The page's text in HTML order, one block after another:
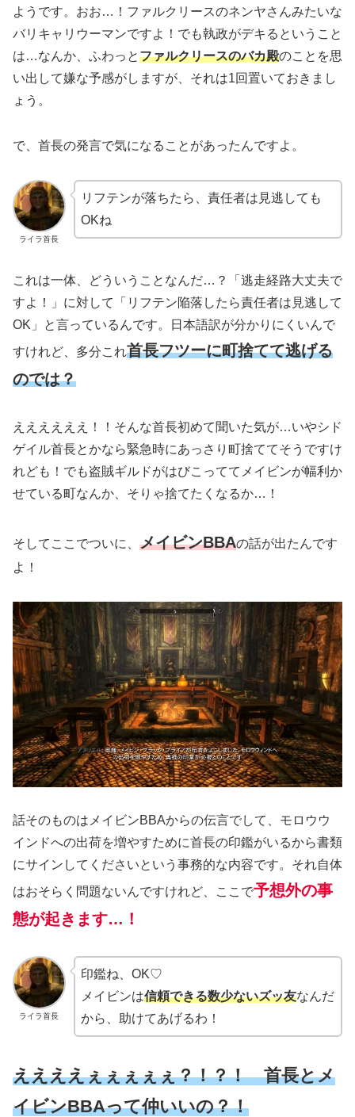
ようです。おお…！ファルクリースのネンヤさんみたいな
バリキャリウーマンですよ！でも執政がデキるということ
は…なんか、ふわっとファルクリースのバカ殿のことを思
い出して嫌な予感がしますが、それは1回置いておきまし
ょう。
で、首長の発言で気になることがあったんですよ。
ライラ首長
リフテンが落ちたら、責任者は見逃しても
OKね
これは一体、どういうことなんだ…？「逃走経路大丈夫で
すよ！」に対して「リフテン陥落したら責任者は見逃して
OK」と言っているんです。日本語訳が分かりにくいんで
すけれど、多分これ首長フツーに町捨てて逃げる
のでは？
ええええええ！！そんな首長初めて聞いた気が…いやシド
ゲイル首長とかなら緊急時にあっさり町捨ててそうですけ
れども！でも盗賊ギルドがはびこっててメイビンが幅利か
せている町なんか、そりゃ捨てたくなるか…！
そしてここでついに、 メイビンBBAの話が出たんです
よ！
話そのものはメイビンBBAからの伝言でして、モロウウ
インドへの出荷を増やすために首長の印鑑がいるから書類
にサインしてくださいという事務的な内容です。それ自体
はおそらく問題ないんですけれど、ここで予想外の事
態が起きます…！
ライラ首長
印鑑ね、OK♡
メイビンは信頼できる数少ないズッ友なんだ
から、助けてあげるわ！
ええええぇぇぇぇぇ？！？！ 首長とメ
イビンBBAって仲いいの？！